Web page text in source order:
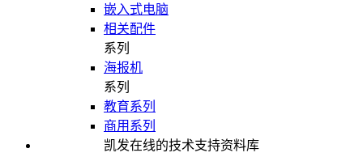
嵌入式电脑
相关配件
系列
海报机
系列
教育系列
商用系列
凯发在线的技术支持资料库